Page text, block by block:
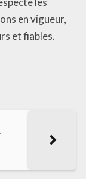
en vigueur,
et fiables.